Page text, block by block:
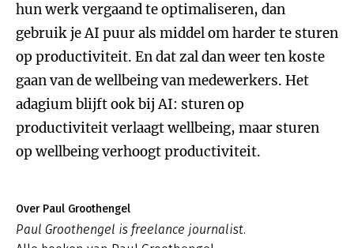
hun werk vergaand te optimaliseren, dan
gebruik je AI puur als middel om harder te sturen
op productiviteit. En dat zal dan weer ten koste
gaan van de wellbeing van medewerkers. Het
adagium blijft ook bij AI: sturen op
productiviteit verlaagt wellbeing, maar sturen
op wellbeing verhoogt productiviteit.
Over Paul Groothengel
Paul Groothengel is freelance journalist.